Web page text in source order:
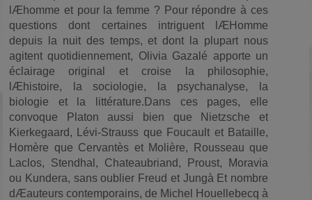
lÆhomme et pour la femme ? Pour répondre à ces
questions dont certaines intriguent lÆHomme
depuis la nuit des temps, et dont la plupart nous
agitent quotidiennement, Olivia Gazalé apporte un
éclairage original et croise la philosophie,
lÆhistoire, la sociologie, la psychanalyse, la
biologie et la littérature.Dans ces pages, elle
convoque Platon aussi bien que Nietzsche et
Kierkegaard, Lévi-Strauss que Foucault et Bataille,
Homère que Cervantès et Molière, Rousseau que
Laclos, Stendhal, Chateaubriand, Proust, Moravia
ou Kundera, sans oublier Freud et Jungà Et nombre
dÆauteurs contemporains, de Michel Houellebecq à